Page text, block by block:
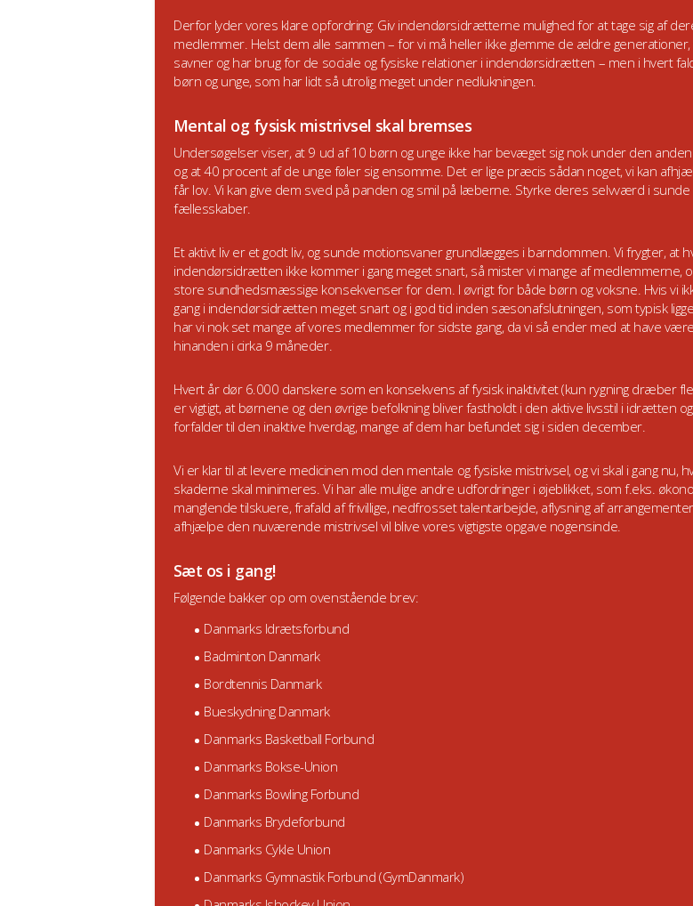
Derfor lyder vores klare opfordring: Giv indendørsidrætterne mulighed for at tage sig af
medlemmer. Helst dem alle sammen – for vi må heller ikke glemme de ældre
savner og har brug for de sociale og fysiske relationer i indendørsidrætten – men i hvert
børn og unge, som har lidt så utrolig meget under nedlukningen.
Mental og fysisk mistrivsel skal bremses
Undersøgelser viser, at 9 ud af 10 børn og unge ikke har bevæget sig nok under den
og at 40 procent af de unge føler sig ensomme. Det er lige præcis sådan noget, vi kan
får lov. Vi kan give dem sved på panden og smil på læberne. Styrke deres selvværd i sunde
fællesskaber.
Et aktivt liv er et godt liv, og sunde motionsvaner grundlægges i barndommen. Vi frygter, at
indendørsidrætten ikke kommer i gang meget snart, så mister vi mange af medlemmerne,
store sundhedsmæssige konsekvenser for dem. I øvrigt for både børn og voksne. Hvis vi
gang i indendørsidrætten meget snart og i god tid inden sæsonafslutningen, som typisk
har vi nok set mange af vores medlemmer for sidste gang, da vi så ender med at have
hinanden i cirka 9 måneder.
Hvert år dør 6.000 danskere som en konsekvens af fysisk inaktivitet (kun rygning dræber
er vigtigt, at børnene og den øvrige befolkning bliver fastholdt i den aktive livsstil i idrætten
forfalder til den inaktive hverdag, mange af dem har befundet sig i siden december.
Vi er klar til at levere medicinen mod den mentale og fysiske mistrivsel, og vi skal i gang nu,
skaderne skal minimeres. Vi har alle mulige andre udfordringer i øjeblikket, som f.eks.
manglende tilskuere, frafald af frivillige, nedfrosset talentarbejde, aflysning af
afhjælpe den nuværende mistrivsel vil blive vores vigtigste opgave nogensinde.
Sæt os i gang!
Følgende bakker op om ovenstående brev:
Danmarks Idrætsforbund
Badminton Danmark
Bordtennis Danmark
Bueskydning Danmark
Danmarks Basketball Forbund
Danmarks Bokse-Union
Danmarks Bowling Forbund
Danmarks Brydeforbund
Danmarks Cykle Union
Danmarks Gymnastik Forbund (GymDanmark)